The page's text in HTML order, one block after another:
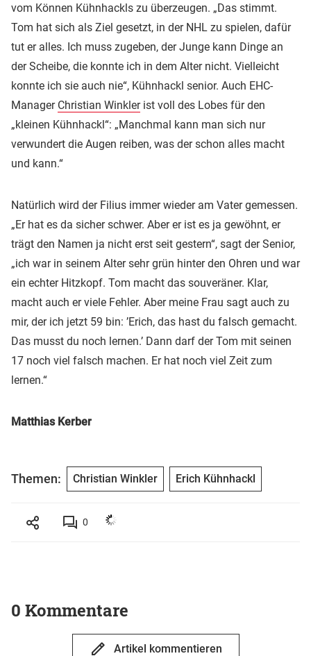
vom Können Kühnhackls zu überzeugen. „Das stimmt.
Tom hat sich als Ziel gesetzt, in der NHL zu spielen, dafür
tut er alles. Ich muss zugeben, der Junge kann Dinge an
der Scheibe, die konnte ich in dem Alter nicht. Vielleicht
konnte ich sie auch nie“, Kühnhackl senior. Auch EHC-
Manager Christian Winklerist voll des Lobes für den
„kleinen Kühnhackl“: „Manchmal kann man sich nur
verwundert die Augen reiben, was der schon alles macht
und kann.“
Natürlich wird der Filius immer wieder am Vater gemessen.
„Er hat es da sicher schwer. Aber er ist es ja gewöhnt, er
trägt den Namen ja nicht erst seit gestern“, sagt der Senior,
„ich war in seinem Alter sehr grün hinter den Ohren und war
ein echter Hitzkopf. Tom macht das souveräner. Klar,
macht auch er viele Fehler. Aber meine Frau sagt auch zu
mir, der ich jetzt 59 bin: ’Erich, das hast du falsch gemacht.
Das musst du noch lernen.’ Dann darf der Tom mit seinen
17 noch viel falsch machen. Er hat noch viel Zeit zum
lernen.“
Matthias Kerber
Themen: Christian Winkler Erich Kühnhackl
0
0 Kommentare
Artikel kommentieren